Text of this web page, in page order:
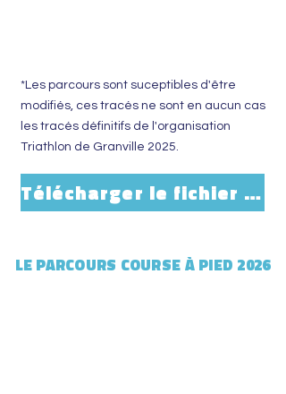
*Les parcours sont suceptibles d'être
modifiés, ces tracés ne sont en aucun cas
les tracés définitifs de l'organisation
Triathlon de Granville 2025.
Télécharger le fichier GPX
LE PARCOURS COURSE À PIED 2026